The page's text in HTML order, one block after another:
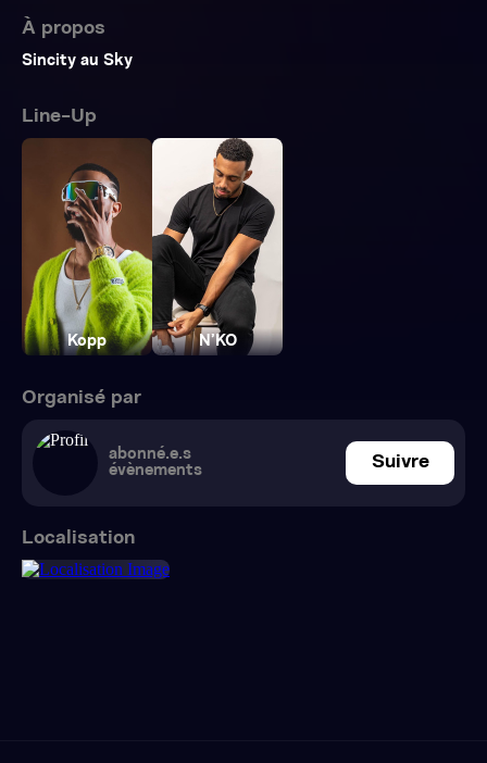
À propos
Sincity au Sky
Line-Up
Kopp N’KO
Organisé par
abonné.e.s
évènements
Suivre
Localisation